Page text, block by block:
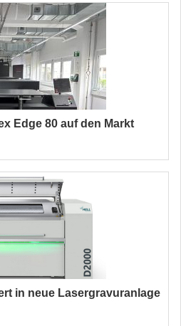
Edge 80 auf den Markt
in neue Lasergravuranlage